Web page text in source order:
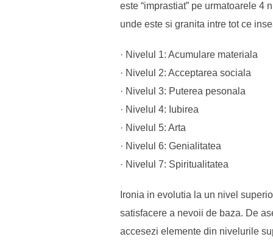
este “imprastiat” pe urmatoarele
unde este si granita intre tot ce
· Nivelul 1: Acumulare materiala
· Nivelul 2: Acceptarea sociala
· Nivelul 3: Puterea pesonala
· Nivelul 4: Iubirea
· Nivelul 5: Arta
· Nivelul 6: Genialitatea
· Nivelul 7: Spiritualitatea
Ironia in evolutia la un nivel
satisfacere a nevoii de baza. De
accesezi elemente din nivelurile